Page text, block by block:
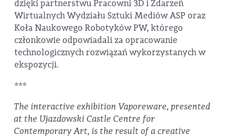
dzięki partnerstwu Pracowni 3D i Zdarzeń
Wirtualnych Wydziału Sztuki Mediów ASP oraz
Koła Naukowego Robotyków PW, którego
członkowie odpowiadali za opracowanie
technologicznych rozwiązań wykorzystanych w
ekspozycji.
***
The interactive exhibition Vaporeware, presented
at the Ujazdowski Castle Centre for
Contemporary Art, is the result of a creative